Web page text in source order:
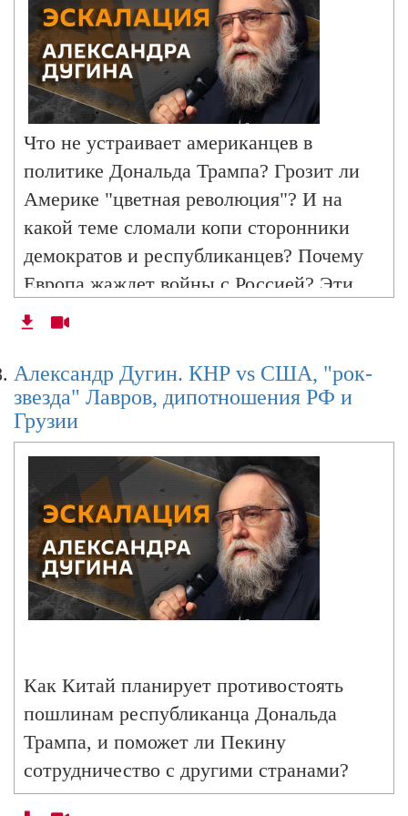
Александр Дугин. Почему Украина –
симулякр, и с кем на самом деле воюет
Россия?
Что не устраивает американцев в
политике Дональда Трампа? Грозит ли
Америке "цветная революция"? И на
какой теме сломали копи сторонники
демократов и республиканцев? Почему
Европа жаждет войны с Россией? Эти
темы обсуждаем с директором директор
Ильина Александром Дугиным в эфире
радио Sputnik.
Александр Дугин. КНР vs США, "рок-
звезда" Лавров, дипотношения РФ и
Грузии
Как Китай планирует противостоять
пошлинам республиканца Дональда
Трампа, и поможет ли Пекину
сотрудничество с другими странами?
Почему министра иностранных дел РФ